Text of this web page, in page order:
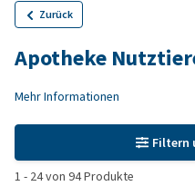
Zurück
Apotheke
Mehr Informationen
Filtern
1 - 24von 94Produkte